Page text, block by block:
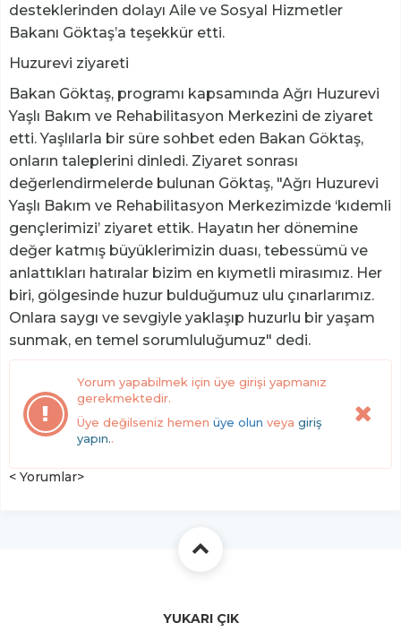
desteklerinden dolayı Aile ve Sosyal Hizmetler
Bakanı Göktaş’a teşekkür etti.
Huzurevi ziyareti
Bakan Göktaş, programı kapsamında Ağrı Huzurevi
Yaşlı Bakım ve Rehabilitasyon Merkezini de ziyaret
etti. Yaşlılarla bir süre sohbet eden Bakan Göktaş,
onların taleplerini dinledi. Ziyaret sonrası
değerlendirmelerde bulunan Göktaş, "Ağrı Huzurevi
Yaşlı Bakım ve Rehabilitasyon Merkezimizde ‘kıdemli
gençlerimizi’ ziyaret ettik. Hayatın her dönemine
değer katmış büyüklerimizin duası, tebessümü ve
anlattıkları hatıralar bizim en kıymetli mirasımız. Her
biri, gölgesinde huzur bulduğumuz ulu çınarlarımız.
Onlara saygı ve sevgiyle yaklaşıp huzurlu bir yaşam
sunmak, en temel sorumluluğumuz" dedi.
Yorum yapabilmek için üye girişi yapmanız
gerekmektedir.
Üye değilseniz hemen üye olun veya giriş
yapın..
< Yorumlar>
YUKARI ÇIK